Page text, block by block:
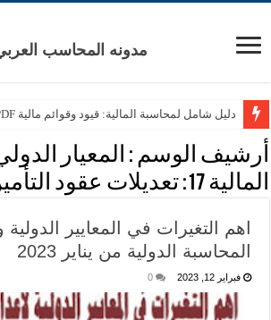
مدونه المحاسب
دليل شامل لمحاسبة المالية: قيود وقوائم مالية PDF مجانية
أرشيف الوسم : المعيار
المالية 17: تعديلات عقود التأمين.
اهم التغيرات في المعايير الدولية
المحاسبة الدولية من يناير 2023
فبراير 12, 2023 0